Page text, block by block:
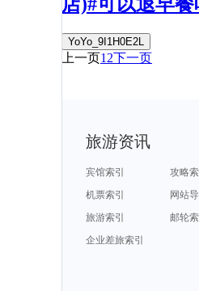
店)#可以退早餐
YoYo_9I1H0E2L
上一页1 2下一页
旅游资讯
宾馆索引
攻略索
机票索引
网站
旅游索引
邮轮索
企业差旅索引